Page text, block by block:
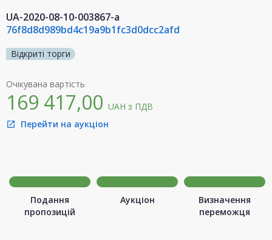
UA-2020-08-10-003867-a
76f8d8d989bd4c19a9b1fc3d0dcc2afd
Відкриті торги
Очікувана вартість
169 417,00 UAH з ПДВ
open_in_new Перейти на аукціон
Подання
пропозицій
Аукціон
Визначення
переможця